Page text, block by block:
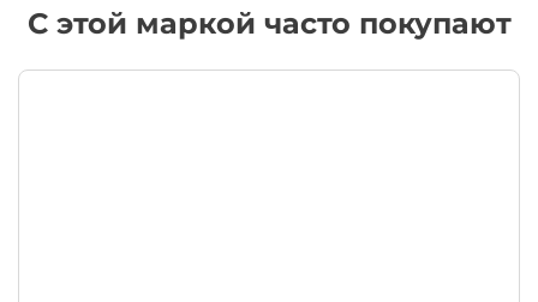
С этой маркой часто покупают